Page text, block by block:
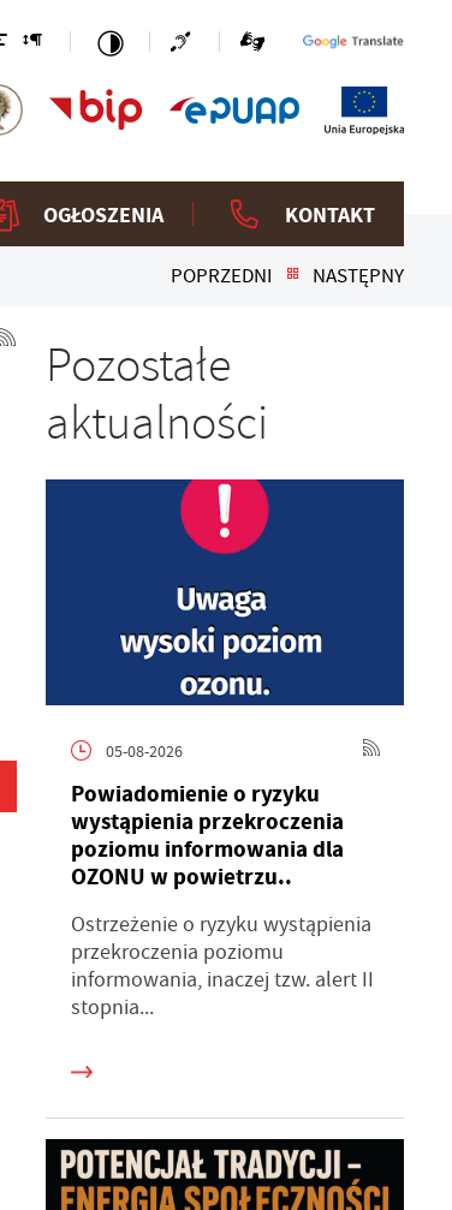
OGŁOSZENIA KONTAKT
POPRZEDNI NASTĘPNY
Pozostałe
aktualności
05-08-2026
Powiadomienie o ryzyku
wystąpienia przekroczenia
poziomu informowania dla
OZONU w powietrzu..
Ostrzeżenie o ryzyku wystąpienia
przekroczenia poziomu
informowania, inaczej tzw. alert II
stopnia...